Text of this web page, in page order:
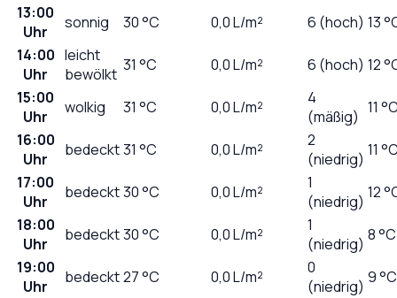
13:00
Uhr
sonnig 30°C 0,0L/m² 6 (hoch) 13
14:00
Uhr
leicht
bewölkt 31 °C 0,0L/m² 6 (hoch) 12
15:00
Uhr
wolkig 31 °C 0,0L/m²
4
(mäßig) 11
16:00
Uhr
bedeckt31 °C 0,0L/m²
2
(niedrig) 11
17:00
Uhr
bedeckt30°C 0,0L/m²
1
(niedrig) 12
18:00
Uhr
bedeckt30°C 0,0L/m²
1
(niedrig) 8 °C
19:00
Uhr
bedeckt27°C 0,0L/m²
0
(niedrig) 9 °C